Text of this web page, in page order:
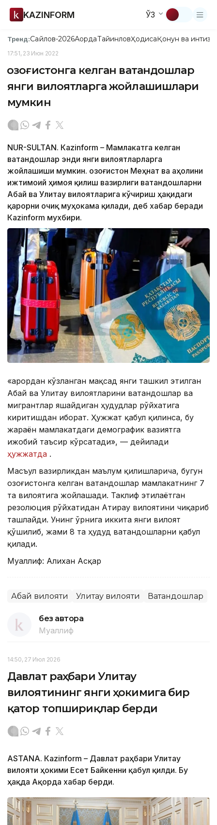
KAZINFORM ЎЗ
Тренд:Сайлов-2026АқордаТайинловҲодисаҚонун ва
17:51, 23 Июн 2022
Қозоғистонга келган ватандошлар
янги вилоятларга жойлашишлари
мумкин
NUR-SULTAN. Кazinform – Мамлакатга келган
ватандошлар энди янги вилоятларларга
жойлашиши мумкин. Қозоғистон Меҳнат ва аҳолини
ижтимоий ҳимоя қилиш вазирлиги ватандошларни
Абай ва Улитау вилоятларига кўчириш ҳақидаги
қарорни очиқ муҳокама қилади, деб хабар беради
Кazinform мухбири.
«Қарордан кўзланган мақсад янги ташкил этилган
Абай ва Улитау вилоятларини ватандошлар ва
мигрантлар яшайдиган ҳудудлар рўйхатига
киритишдан иборат. Ҳужжат қабул қилинса, бу
жараён мамлакатдаги демографик вазиятга
ижобий таъсир кўрсатади», — дейилади
ҳужжатда .
Масъул вазирликдан маълум қилишларича, бугун
Қозоғистонга келган ватандошлар мамлакатнинг 7
та вилоятига жойлашади. Таклиф этилаётган
резолюция рўйхатидан Атирау вилоятини чиқариб
ташлайди. Унинг ўрнига иккита янги вилоят
қўшилиб, жами 8 та ҳудуд ватандошларни қабул
қилади.
Муаллиф: Алихан Асқар
Абай вилояти Улитау вилояти Ватандошлар
без автора
Муаллиф
14:50, 27 Июл 2026
Давлат раҳбари Улитау
вилоятининг янги ҳокимига бир
қатор топшириқлар берди
ASTANА. Кazinform – Давлат раҳбари Улитау
вилояти ҳокими Есет Байкенни қабул қилди. Бу
ҳақда Ақорда хабар берди.